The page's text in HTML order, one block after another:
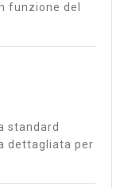
funzione del
standard
dettagliata per